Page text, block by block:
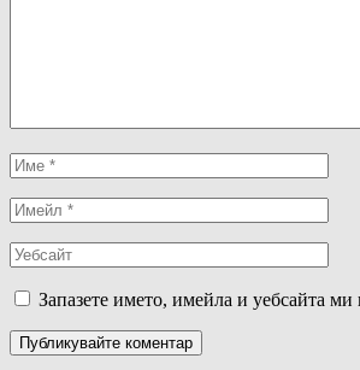
Запазете името, имейла и уебсайта ми